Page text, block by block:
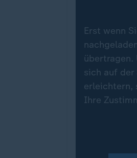
Erst wenn
übertragen.
sich auf
erleichtern,
Ihre